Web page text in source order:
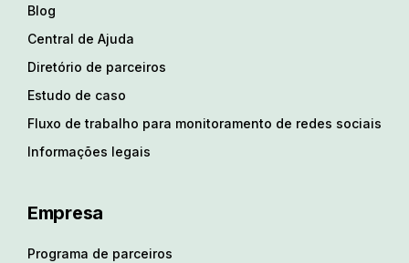
Blog
Central de Ajuda
Diretório de parceiros
Estudo de caso
Fluxo de trabalho para monitoramento de redes sociais
Informações legais
Empresa
Programa de parceiros